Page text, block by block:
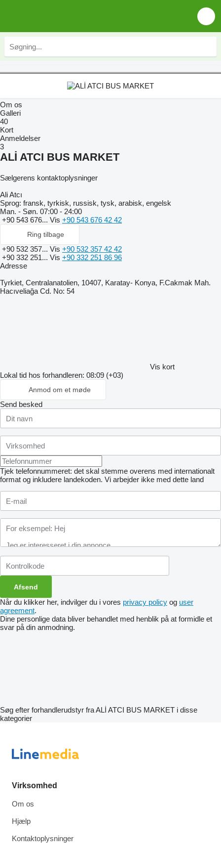
Om os
Galleri
40
Kort
Anmeldelser
3
ALİ ATCI BUS MARKET
Sælgerens kontaktoplysninger
Ali Atcı
Sprog: fransk, tyrkisk, russisk, tysk, arabisk, engelsk
Man. - Søn. 07:00 - 24:00
+90 543 676... Vis +90 543 676 42 42
Ring tilbage
+90 532 357... Vis +90 532 357 42 42
+90 332 251... Vis +90 332 251 86 96
Adresse
Tyrkiet, Centralanatolien, 10407, Karatay- Konya, F.Cakmak Mah.
Hacıveliağa Cd. No: 54
Vis kort
Lokal tid hos forhandleren: 08:09 (+03)
Anmod om et møde
Send besked
Tjek telefonnummeret: det skal stemme overens med internationalt
format og inkludere landekoden. Vi arbejder ikke med dette land
Når du klikker her, indvilger du i vores privacy policy og user
agreement.
Dine personlige data bliver behandlet med henblik på at formidle et
svar på din anmodning.
Søg efter forhandlerudstyr fra ALİ ATCI BUS MARKET i disse
kategorier
Virksomhed
Om os
Hjælp
Kontaktoplysninger